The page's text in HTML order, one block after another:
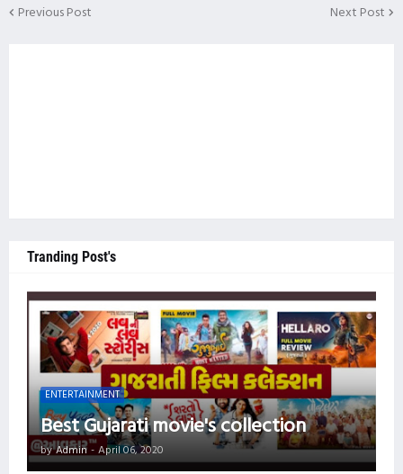
Previous Post Next Post
Tranding Post's
ENTERTAINMENT
Best Gujarati movie's collection
by Admin - April 06, 2020